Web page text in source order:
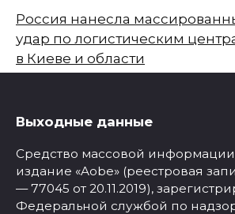
Россия нанесла
удар по логистическим
в Киеве и области
Выходные данные
Средство массовой информации
издание «Aobe» (реестровая
— 77045 от 20.11.2019),
Федеральной службой по